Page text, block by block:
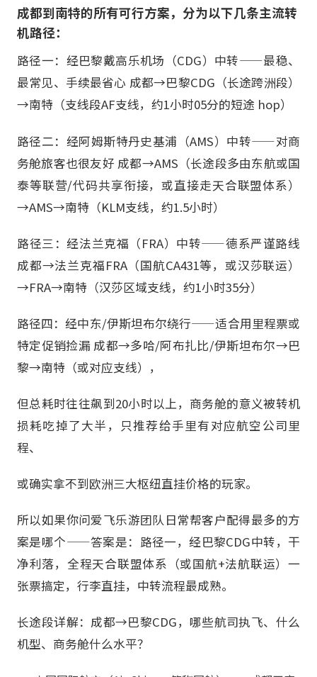
成都到南特的所有可行方案，分为以下几条主流转
机路径：
路径一：经巴黎戴高乐机场（CDG）中转——最稳、
最常见、手续最省心 成都→巴黎CDG（长途跨洲段）
→南特（支线段AF支线，约1小时05分的短途 hop）
路径二：经阿姆斯特丹史基浦（AMS）中转——对商
务舱旅客也很友好 成都→AMS（长途段多由东航或国
泰等联营/代码共享衔接，或直接走天合联盟体系）
→AMS→南特（KLM支线，约1.5小时）
路径三：经法兰克福（FRA）中转——德系严谨路线
成都→法兰克福FRA（国航CA431等，或汉莎联运）
→FRA→南特（汉莎区域支线，约1小时35分）
路径四：经中东/伊斯坦布尔绕行——适合用里程票或
特定促销捡漏 成都→多哈/阿布扎比/伊斯坦布尔→巴
黎→南特（或对应支线），
但总耗时往往飙到20小时以上，商务舱的意义被转机
损耗吃掉了大半，只推荐给手里有对应航空公司里
程、
或确实拿不到欧洲三大枢纽直挂价格的玩家。
所以如果你问爱飞乐游团队日常帮客户配得最多的方
案是哪个——答案是：路径一，经巴黎CDG中转，干
净利落，全程天合联盟体系（或国航+法航联运）一
张票搞定，行李直挂，中转流程最成熟。
长途段详解：成都→巴黎CDG，哪些航司执飞、什么
机型、商务舱什么水平？